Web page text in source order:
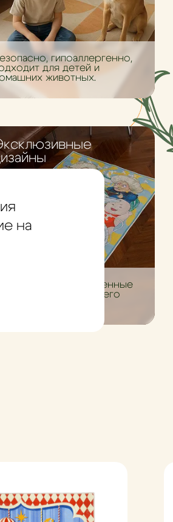
гипоаллергенно,
для детей и
животных.
и ограниченные
ковров для вашего
на